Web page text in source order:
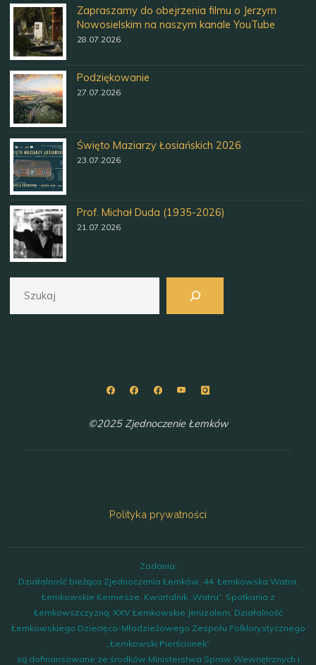
Zapraszamy do obejrzenia filmu o Jerzym
Nowosielskim na naszym kanale YouTube
28.07.2026
Podziękowanie
27.07.2026
Święto Maziarzy Łosiańskich 2026
23.07.2026
Prof. Michał Duda (1935-2026)
21.07.2026
©2025 Zjednoczenie Łemków
Polityka prywatności
Zadania:
Działalność bieżąca Zjednoczenia Łemków, 44. Łemkowska Watra,
Łemkowskie Kermesze, Kwartalnik „Watra”, Spotkania z
Łemkowszczyzną, XXV Łemkowskie Jeruzalem, Działalność
Łemkowskiego Dziecięco-Młodzieżowego Zespołu Folklorystycznego
„Łemkowski Pierścionek”
są dofinansowane ze środków Ministerstwa Spraw Wewnętrznych i